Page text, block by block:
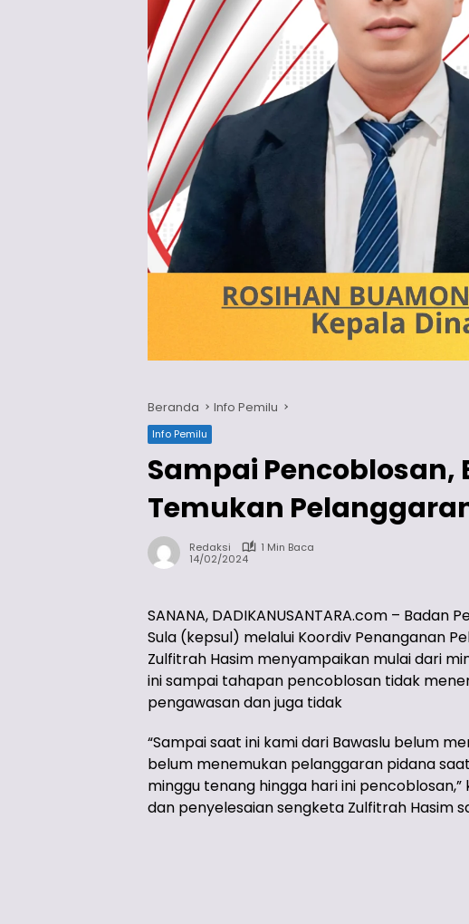
Beranda Info Pemilu
Info Pemilu
Sampai Pencoblosan,
Temukan
Redaksi
1 Min Baca
14/02/2024
SANANA, DADIKANUSANTARA.com –
Sula (kepsul) melalui Koordiv Penanganan
Zulfitrah Hasim menyampaikan mulai dari
ini sampai tahapan pencoblosan tidak
pengawasan dan juga tidak
“Sampai saat ini kami dari Bawaslu belum
belum menemukan pelanggaran pidana
minggu tenang hingga hari ini
dan penyelesaian sengketa Zulfitrah Hasim